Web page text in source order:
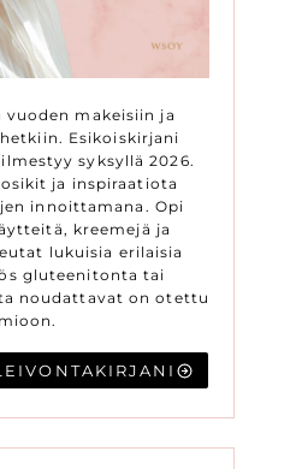
vuoden makeisiin ja
Esikoiskirjani
ilmestyy syksyllä 2026.
ja inspiraatiota
innoittamana. Opi
kreemejä ja
lukuisia erilaisia
gluteenitonta tai
noudattavat on otettu